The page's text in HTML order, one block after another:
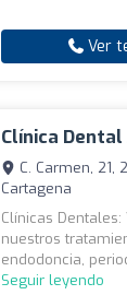
Ver
Clínica
C. Carmen, 21,
Cartagena
Clínicas
nuestros
endodoncia,
Seguir leyendo